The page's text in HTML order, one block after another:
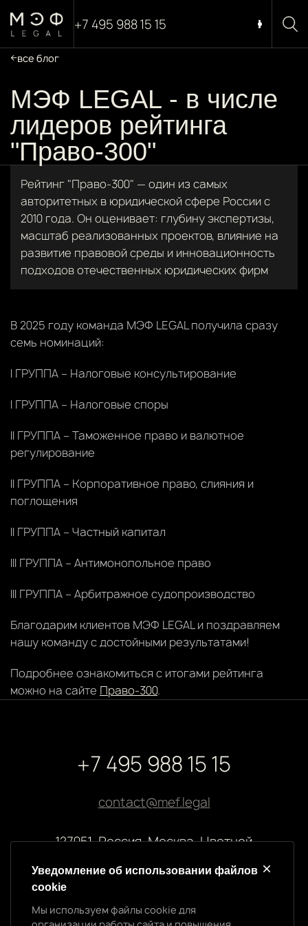
+7 495 988 15 15
все блог
МЭФ LEGAL - в числе
лидеров рейтинга
"Право-300"
Рейтинг "Право-300" — один из самых
авторитетных в юридической сфере России с
2010 года. Он оценивает: глубину экспертизы,
масштаб реализованных проектов, влияние на
развитие правовой среды и инновационность
подходов отечественных юридических фирм
В 2025 году команда МЭФ LEGAL получила сразу
семь номинаций:
I ГРУППА – Налоговые консультирование
I ГРУППА – Налоговые споры
II ГРУППА – Таможенное право и валютное
регулирование
II ГРУППА – Корпоративное право, слияния и
поглощения
II ГРУППА – Частный капитал
III ГРУППА – Антимонопольное право
III ГРУППА – Арбитражное судопроизводство
Благодарим клиентов МЭФ LEGAL и поздравляем
нашу команду с достойными результатами!
Подробнее ознакомиться с итогами рейтинга
можно на сайте Право-300.
+7 495 988 15 15
contact@mef.legal
127051, Россия, Москва, Цветной
Реквизиты компании
ООО “МЭФ ЛИГАЛ”
Уведомление об использовании файлов
cookie
Мы используем файлы cookie для